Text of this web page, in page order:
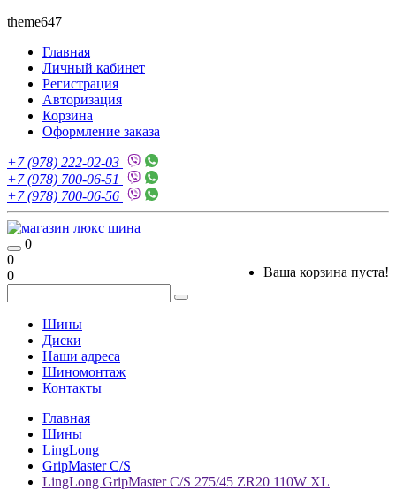
theme647
Главная
Личный кабинет
Регистрация
Авторизация
Корзина
Оформление заказа
+7 (978) 222-02-03
+7 (978) 700-06-51
+7 (978) 700-06-56
0
Ваша корзина пуста!
0
0
Шины
Диски
Наши адреса
Шиномонтаж
Контакты
Главная
Шины
LingLong
GripMaster C/S
LingLong GripMaster C/S 275/45 ZR20 110W XL